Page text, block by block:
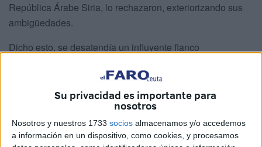
Su privacidad es importante para
nosotros
Nosotros y nuestros 1733 socios almacenamos y/o accedemos
a información en un dispositivo, como cookies, y procesamos
República Árabe Siria, lo rechazaron, exteriorizando sus
ambigüedades.
Dicho esto, se desatendía un influyente flanco
extrema derecha, ultranacionalistas y religiosos ortodoxos
y fundamentalistas que junto con el movimiento de
colonos, refieren una infraestructura paramilitar desde la
que se ejecutó el crimen contra la figura de Isaac Rabín,
en confabulación con incuestionables componentes de los